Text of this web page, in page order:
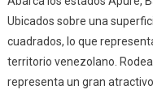
Ubicados sobre una
cuadrados, lo que
territorio venezolano.
representa un gran